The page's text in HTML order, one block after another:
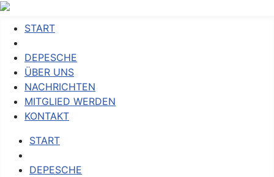
START
DEPESCHE
ÜBER UNS
NACHRICHTEN
MITGLIED WERDEN
KONTAKT
START
DEPESCHE